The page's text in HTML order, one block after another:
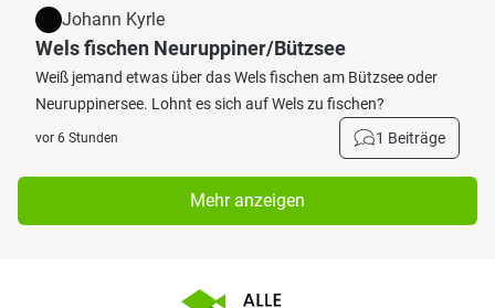
Johann Kyrle
Wels fischen Neuruppiner/Bützsee
Weiß jemand etwas über das Wels fischen am Bützsee oder
Neuruppinersee. Lohnt es sich auf Wels zu fischen?
vor 6 Stunden 1 Beiträge
Mehr anzeigen